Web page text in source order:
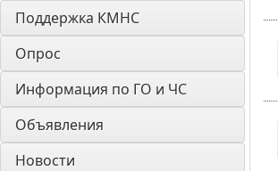
Поддержка КМНС
Опрос
Информация по ГО и ЧС
Объявления
Новости